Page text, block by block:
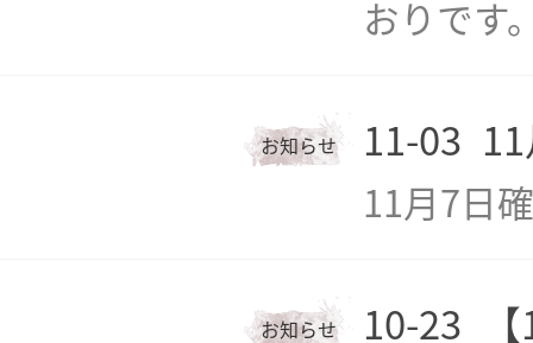
おりです
お知らせ 11-03
11月7日
お知らせ 10-23